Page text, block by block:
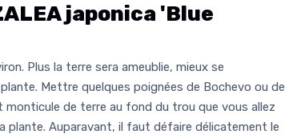
japonica 'Blue
Plus la terre sera ameublie, mieux se
Mettre quelques poignées de Bochevo ou de
de terre au fond du trou que vous allez
plante. Auparavant, il faut défaire délicatement le